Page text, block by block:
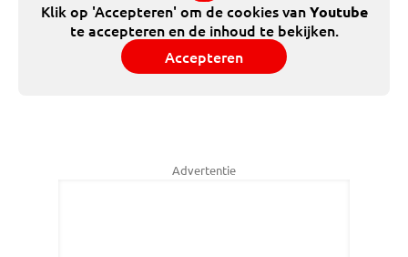
Klik op 'Accepteren' om de cookies vanYoutube
te accepteren en de inhoud te bekijken.
Accepteren
Advertentie